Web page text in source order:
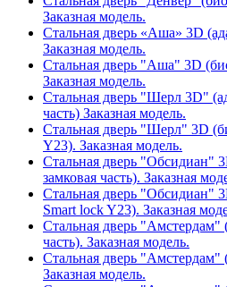
Заказная модель.
Стальная дверь «Аша» 3D
Заказная модель.
Стальная дверь "Аша" 3D
Заказная модель.
Стальная дверь "Шерл 3D"
часть) Заказная модель.
Стальная дверь "Шерл" 3D
Y23). Заказная модель.
Стальная дверь "Обсидиан"
замковая часть). Заказная
Стальная дверь "Обсидиан"
Smart lock Y23). Заказная
Стальная дверь "Амстердам"
часть). Заказная модель.
Стальная дверь "Амстердам"
Заказная модель.